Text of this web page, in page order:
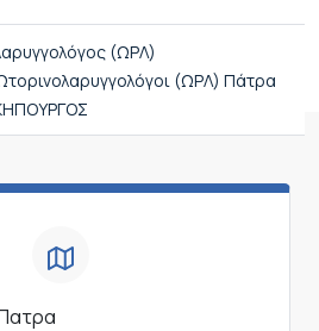
(ΩΡΛ)
(ΩΡΛ) Πάτρα